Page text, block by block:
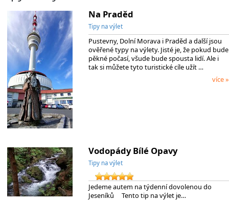
Na Praděd
Tipy na výlet
Pustevny, Dolní Morava i Praděd a další jsou
ověřené typy na výlety. Jisté je, že pokud bude
pěkné počasí, všude bude spousta lidí. Ale i
tak si můžete tyto turistické cíle užít …
více »
Vodopády Bílé Opavy
Tipy na výlet
Jedeme autem na týdenní dovolenou do
Jeseníků Tento tip na výlet je…